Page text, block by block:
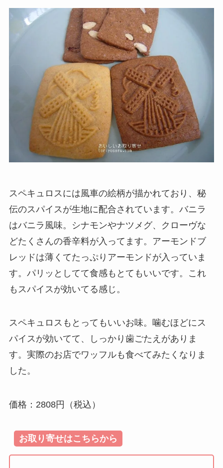
スペキュロスには風車の絵柄が描かれており、秘
伝のスパイスが生地に配合されています。バニラ
はバニラ風味。シナモンやナツメグ、クローヴな
どたくさんの香辛料が入ってます。アーモンドブ
レッドは薄くてたっぷりアーモンドが入っていま
す。パリッとしてて食感もとてもいいです。これ
もスパイスが効いてる感じ。
スペキュロスもとってもいいお味。噛むほどにス
パイスが効いてて、しっかり歯ごたえがありま
す。実際のお店でワッフルも食べてみたくなりま
した。
価格：2808円（税込）
お取り寄せはこちらから